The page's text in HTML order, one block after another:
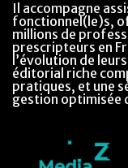
Il accompagne
fonctionnel(le)s,
millions de
prescripteurs en
l’évolution de
éditorial riche
pratiques, et une
gestion optimisée